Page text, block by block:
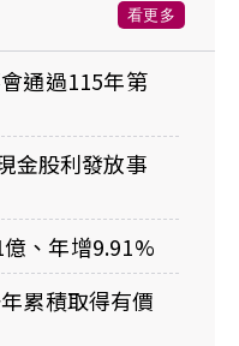
看更多
通過115年第
金股利發放事
、年增9.91%
累積取得有價